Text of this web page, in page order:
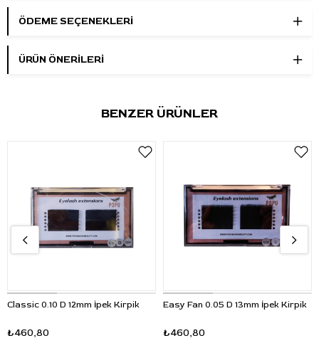
ÖDEME SEÇENEKLERI
ÜRÜN ÖNERILERI
BENZER ÜRÜNLER
Classic 0.10 D 12mm İpek Kirpik
₺460,80
Easy Fan 0.05 D 13mm İpek Kirpik
₺460,80